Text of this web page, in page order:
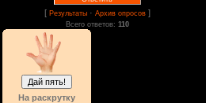
[ Результаты· Архив опросов]
Всего ответов: 110
На раскрутку